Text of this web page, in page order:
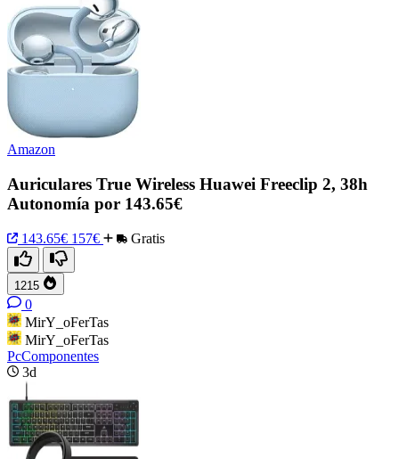
Amazon
Auriculares True Wireless Huawei Freeclip 2, 38h
Autonomía por 143.65€
143.65€ 157€ Gratis
1215
0
MirY_oFerTas
MirY_oFerTas
PcComponentes
3d